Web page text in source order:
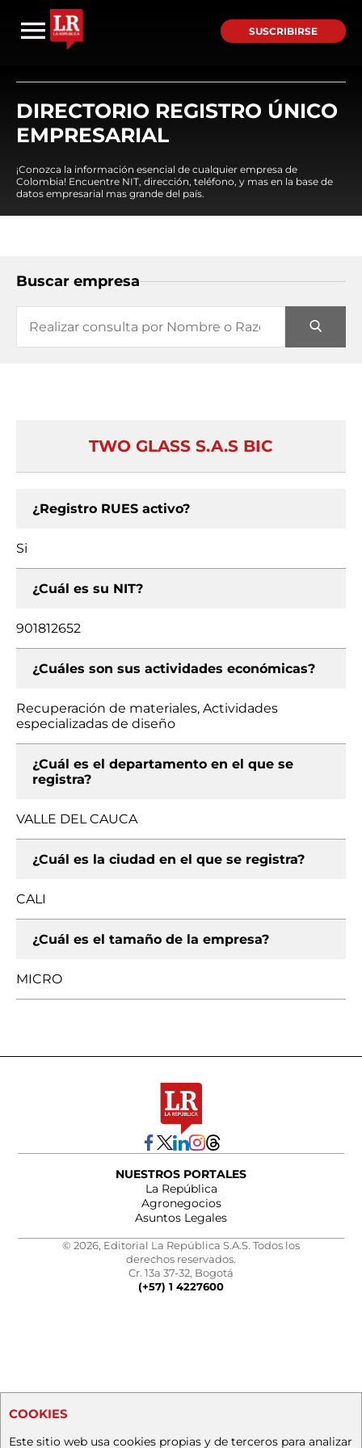
SUSCRIBIRSE
DIRECTORIO REGISTRO ÚNICO
EMPRESARIAL
¡Conozca la información esencial de cualquier empresa de
Colombia! Encuentre NIT, dirección, teléfono, y mas en la base de
datos empresarial mas grande del país.
Buscar empresa
TWO GLASS S.A.S BIC
¿Registro RUES activo?
Si
¿Cuál es su NIT?
901812652
¿Cuáles son sus actividades económicas?
Recuperación de materiales, Actividades
especializadas de diseño
¿Cuál es el departamento en el que se
registra?
VALLE DEL CAUCA
¿Cuál es la ciudad en el que se registra?
CALI
¿Cuál es el tamaño de la empresa?
MICRO
NUESTROS PORTALES
La República
Agronegocios
Asuntos Legales
© 2026, Editorial La República S.A.S. Todos los
derechos reservados.
Cr. 13a 37-32, Bogotá
(+57) 1 4227600
COOKIES
Este sitio web usa cookies propias y de terceros para analizar